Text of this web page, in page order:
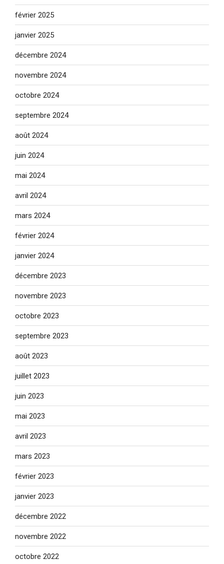
février 2025
janvier 2025
décembre 2024
novembre 2024
octobre 2024
septembre 2024
août 2024
juin 2024
mai 2024
avril 2024
mars 2024
février 2024
janvier 2024
décembre 2023
novembre 2023
octobre 2023
septembre 2023
août 2023
juillet 2023
juin 2023
mai 2023
avril 2023
mars 2023
février 2023
janvier 2023
décembre 2022
novembre 2022
octobre 2022